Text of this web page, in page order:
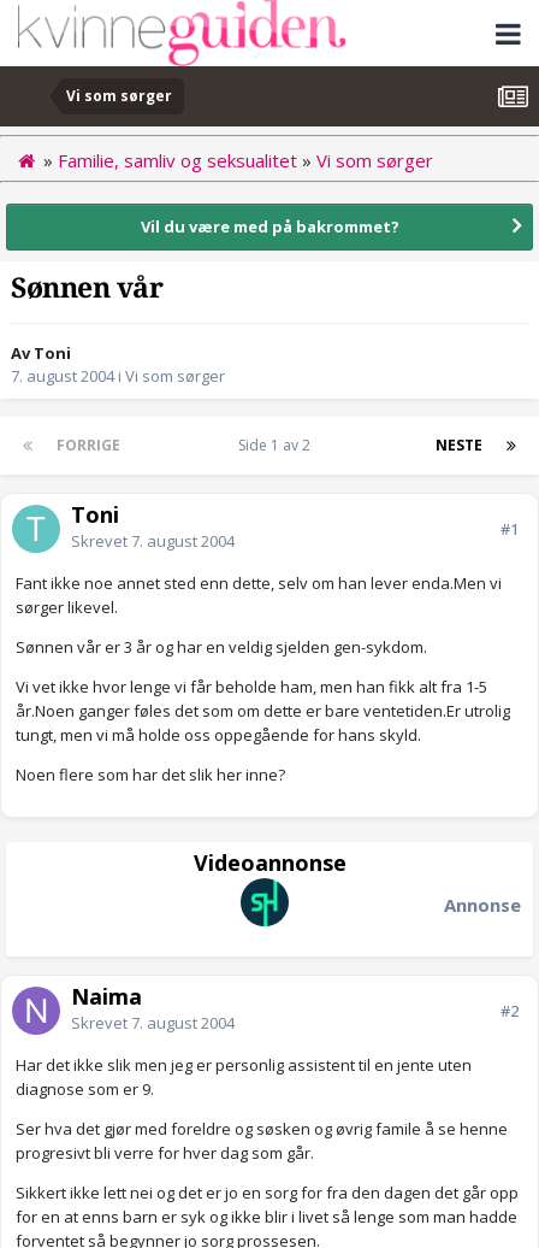
Vi som sørger
» Familie, samliv og seksualitet » Vi som sørger
Vil du være med på bakrommet?
Sønnen vår
Av Toni
7. august 2004i Vi som sørger
FORRIGE NESTE
Side 1 av 2
Toni
Skrevet7. august 2004
#1
Fant ikke noe annet sted enn dette, selv om han lever enda.Men vi
sørger likevel.
Sønnen vår er 3 år og har en veldig sjelden gen-sykdom.
Vi vet ikke hvor lenge vi får beholde ham, men han fikk alt fra 1-5
år.Noen ganger føles det som om dette er bare ventetiden.Er utrolig
tungt, men vi må holde oss oppegående for hans skyld.
Noen flere som har det slik her inne?
Videoannonse
Annonse
Naima
Skrevet7. august 2004
#2
Har det ikke slik men jeg er personlig assistent til en jente uten
diagnose som er 9.
Ser hva det gjør med foreldre og søsken og øvrig famile å se henne
progresivt bli verre for hver dag som går.
Sikkert ikke lett nei og det er jo en sorg for fra den dagen det går opp
for en at enns barn er syk og ikke blir i livet så lenge som man hadde
forventet så begynner jo sorg prossesen.